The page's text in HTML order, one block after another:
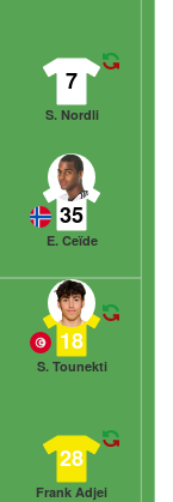
7
S. Nordli
35
E. Ceïde
28
Frank Adjei
18
S. Tounekti